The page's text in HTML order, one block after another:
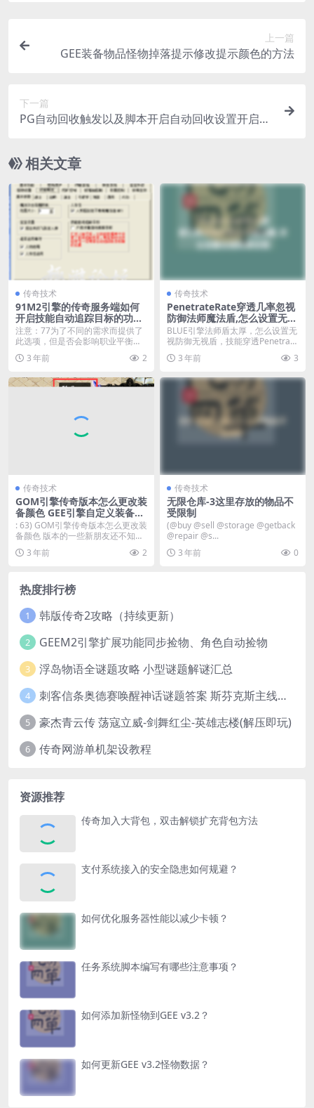
上一篇
GEE装备物品怪物掉落提示修改提示颜色的方法
下一篇
PG自动回收触发以及脚本开启自动回收设置开启回
相关文章
传奇技术
91M2引擎的传奇服务端如何
开启技能自动追踪目标的功
能？
注意：77为了不同的需求而提供了
此选项，但是否会影响职业平衡请
版本作者自行斟酌（...
3 年前 2
传奇技术
PenetrateRate穿透几率忽视
防御法师魔法盾,怎么设置无视
防御无视
BLUE引擎法师盾太厚，怎么设置无
视防御无视盾，技能穿透Penetrate
ma...
3 年前 3
传奇技术
GOM引擎传奇版本怎么更改装
备颜色 GEE引擎自定义装备颜
色的方法分享
: 63) GOM引擎传奇版本怎么更改装
备颜色 版本的一些新朋友还不知道
怎么修改...
3 年前 2
传奇技术
无限仓库-3这里存放的物品不
受限制
(@buy @sell @storage @getback
@repair @s...
3 年前
0
热度排行榜
1 韩版传奇2攻略（持续更新）
2 GEEM2引擎扩展功能同步捡物、角色自动捡物
3 浮岛物语全谜题攻略 小型谜题解谜汇总
4 刺客信条奥德赛唤醒神话谜题答案 斯芬克斯主线攻略
5 豪杰青云传 荡寇立威-剑舞红尘-英雄志楼(解压即玩)
6 传奇网游单机架设教程
资源推荐
传奇加入大背包，双击解锁扩充背包方法
支付系统接入的安全隐患如何规避？
如何优化服务器性能以减少卡顿？
任务系统脚本编写有哪些注意事项？
如何添加新怪物到GEE v3.2？
如何更新GEE v3.2怪物数据？